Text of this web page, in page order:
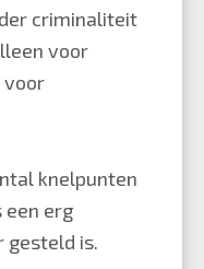
criminaliteit
voor
voor
knelpunten
een erg
gesteld is.